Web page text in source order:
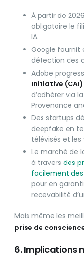
À partir de
obligatoire le
IA.
Google fournit
détection des
Adobe
Initiative (CAI)
d’adhérer via
Provenance
Des startups
deepfake en
télévisés et
Le marché de
à travers des
facilement
pour en
recevabilité
Mais même les
prise de
6. Implications